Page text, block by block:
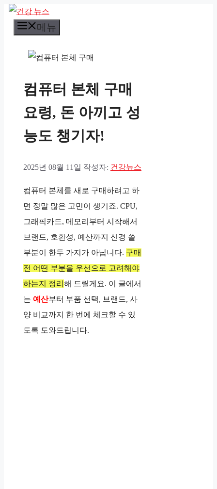
컨
메뉴
컴퓨터 본체 구매
요령, 돈 아끼고 성
능도 챙기자!
2025년 08월 11일 작성자: 건강뉴스
컴퓨터 본체를 새로 구매하려고 하
면 정말 많은 고민이 생기죠. CPU,
그래픽카드, 메모리부터 시작해서
브랜드, 호환성, 예산까지 신경 쓸
부분이 한두 가지가 아닙니다. 구매
전 어떤 부분을 우선으로 고려해야
하는지 정리 해 드릴게요. 이 글에서
는 예산부터 부품 선택, 브랜드, 사
양 비교까지 한 번에 체크할 수 있
도록 도와드립니다.